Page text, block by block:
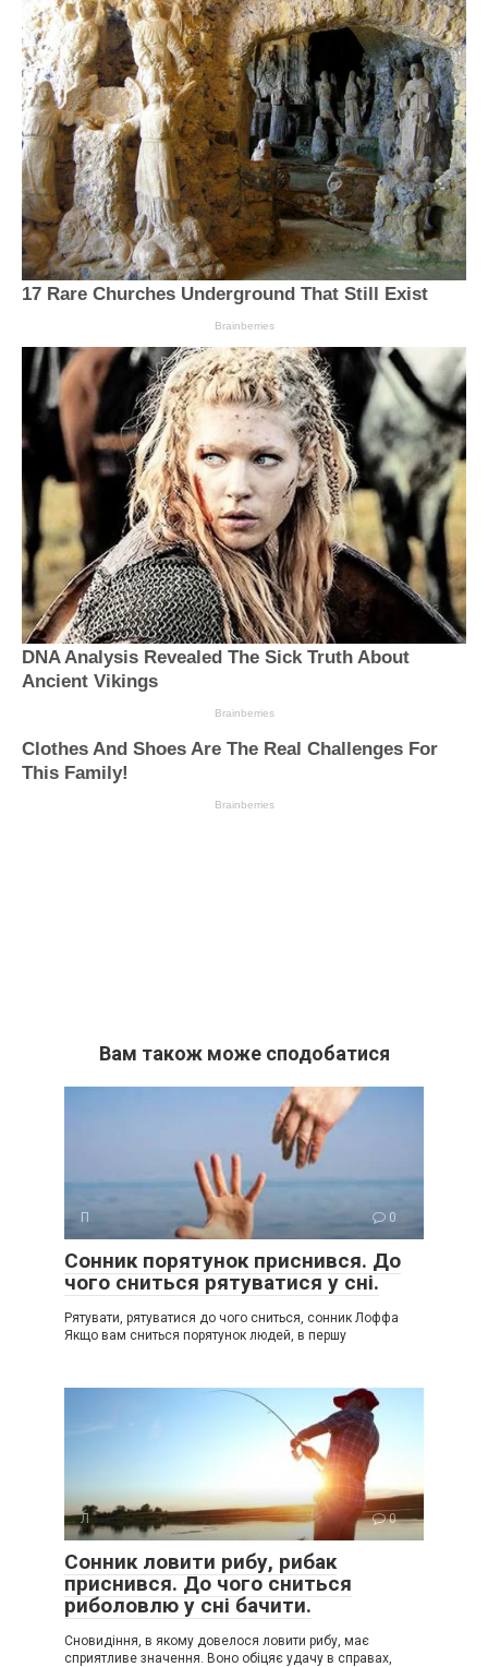
Вам також може сподобатися
П 0
Сонник порятунок приснився. До
чого сниться рятуватися у сні.
Рятувати, рятуватися до чого сниться, сонник Лоффа
Якщо вам сниться порятунок людей, в першу
Л 0
Сонник ловити рибу, рибак
приснився. До чого сниться
риболовлю у сні бачити.
Сновидіння, в якому довелося ловити рибу, має
сприятливе значення. Воно обіцяє удачу в справах,